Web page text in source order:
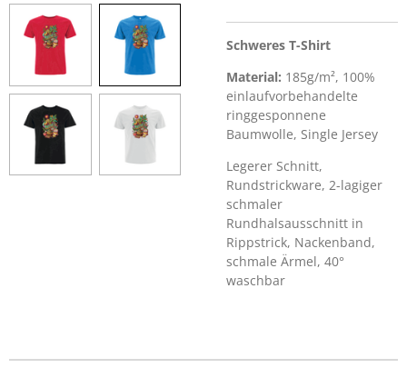
Schweres T-Shirt
Material: 185g/m², 100%
einlaufvorbehandelte
ringgesponnene
Baumwolle, Single Jersey
Legerer Schnitt,
Rundstrickware, 2-lagiger
schmaler
Rundhalsausschnitt in
Rippstrick, Nackenband,
schmale Ärmel, 40°
waschbar